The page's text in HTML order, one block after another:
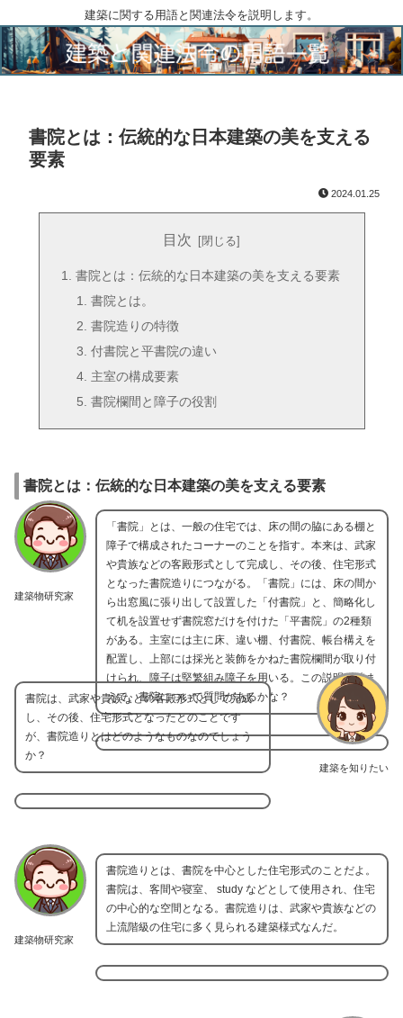
建築に関する用語と関連法令を説明します。
書院とは：伝統的な日本建築の美を支える
要素
2024.01.25
目次
書院とは：伝統的な日本建築の美を支える要素
書院とは。
書院造りの特徴
付書院と平書院の違い
主室の構成要素
書院欄間と障子の役割
書院とは：伝統的な日本建築の美を支える要素
建築物研究家
「書院」とは、一般の住宅では、床の間の脇にある棚と
障子で構成されたコーナーのことを指す。本来は、武家
や貴族などの客殿形式として完成し、その後、住宅形式
となった書院造りにつながる。「書院」には、床の間か
ら出窓風に張り出して設置した「付書院」と、簡略化し
て机を設置せず書院窓だけを付けた「平書院」の2種類
がある。主室には主に床、違い棚、付書院、帳台構えを
配置し、上部には採光と装飾をかねた書院欄間が取り付
けられ、障子は堅繁組み障子を用いる。この説明を踏ま
えて、書院について質問があるかな？
建築を知りたい
書院は、武家や貴族などの客殿形式として完成
し、その後、住宅形式となったとのことです
が、書院造りとはどのようなものなのでしょう
か？
建築物研究家
書院造りとは、書院を中心とした住宅形式のことだよ。
書院は、客間や寝室、 study などとして使用され、住宅
の中心的な空間となる。書院造りは、武家や貴族などの
上流階級の住宅に多く見られる建築様式なんだ。